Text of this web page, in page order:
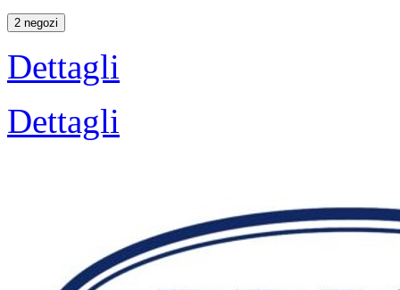
2 negozi
Dettagli
Dettagli